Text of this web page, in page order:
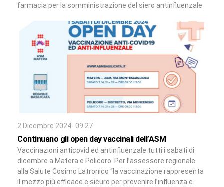
farmacia per la somministrazione del siero antinfluenzale
2 Dicembre 2024- 09:27
Continuano gli open day vaccinali dell’ASM
Vaccinazioni anticovid ed antinfluenzale tutti i sabati di
dicembre a Matera e Policoro. Per l’assessore regionale
alla Salute Cosimo Latronico “la vaccinazione rappresenta
il mezzo più efficace e sicuro per prevenire l’influenza e